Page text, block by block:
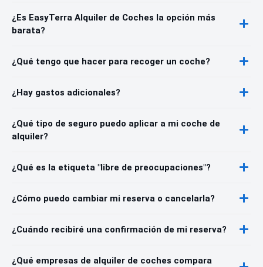
¿Es EasyTerra Alquiler de Coches la opción más
barata?
¿Qué tengo que hacer para recoger un coche?
¿Hay gastos adicionales?
¿Qué tipo de seguro puedo aplicar a mi coche de
alquiler?
¿Qué es la etiqueta "libre de preocupaciones"?
¿Cómo puedo cambiar mi reserva o cancelarla?
¿Cuándo recibiré una confirmación de mi reserva?
¿Qué empresas de alquiler de coches compara